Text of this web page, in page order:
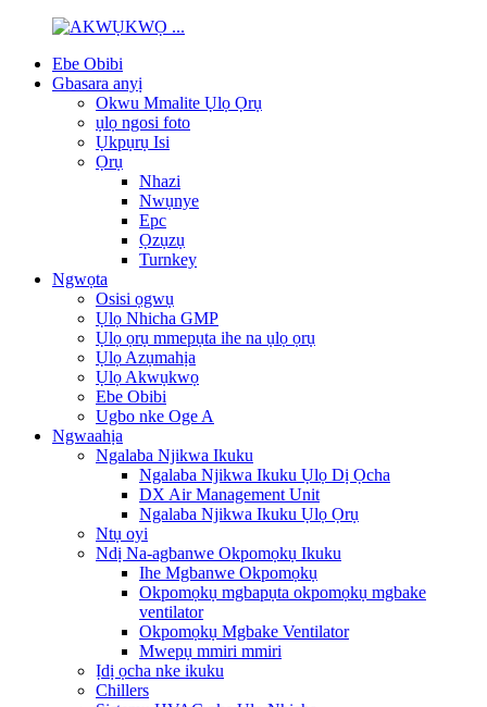
Ebe Obibi
Gbasara anyị
Okwu Mmalite Ụlọ Ọrụ
ụlọ ngosi foto
Ụkpụrụ Isi
Ọrụ
Nhazi
Nwụnye
Epc
Ọzụzụ
Turnkey
Ngwọta
Osisi ọgwụ
Ụlọ Nhicha GMP
Ụlọ ọrụ mmepụta ihe na ụlọ ọrụ
Ụlọ Azụmahịa
Ụlọ Akwụkwọ
Ebe Obibi
Ugbo nke Oge A
Ngwaahịa
Ngalaba Njikwa Ikuku
Ngalaba Njikwa Ikuku Ụlọ Dị Ọcha
DX Air Management Unit
Ngalaba Njikwa Ikuku Ụlọ Ọrụ
Ntụ oyi
Ndị Na-agbanwe Okpomọkụ Ikuku
Ihe Mgbanwe Okpomọkụ
Okpomọkụ mgbapụta okpomọkụ mgbake
ventilator
Okpomọkụ Mgbake Ventilator
Mwepụ mmiri mmiri
Ịdị ọcha nke ikuku
Chillers